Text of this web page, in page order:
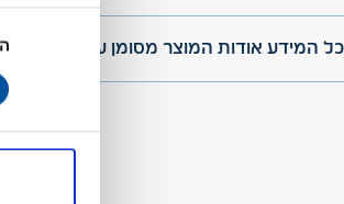
בחירת
הסכמה
כל המידע אודות המוצר מסומן על גבי אריזתו